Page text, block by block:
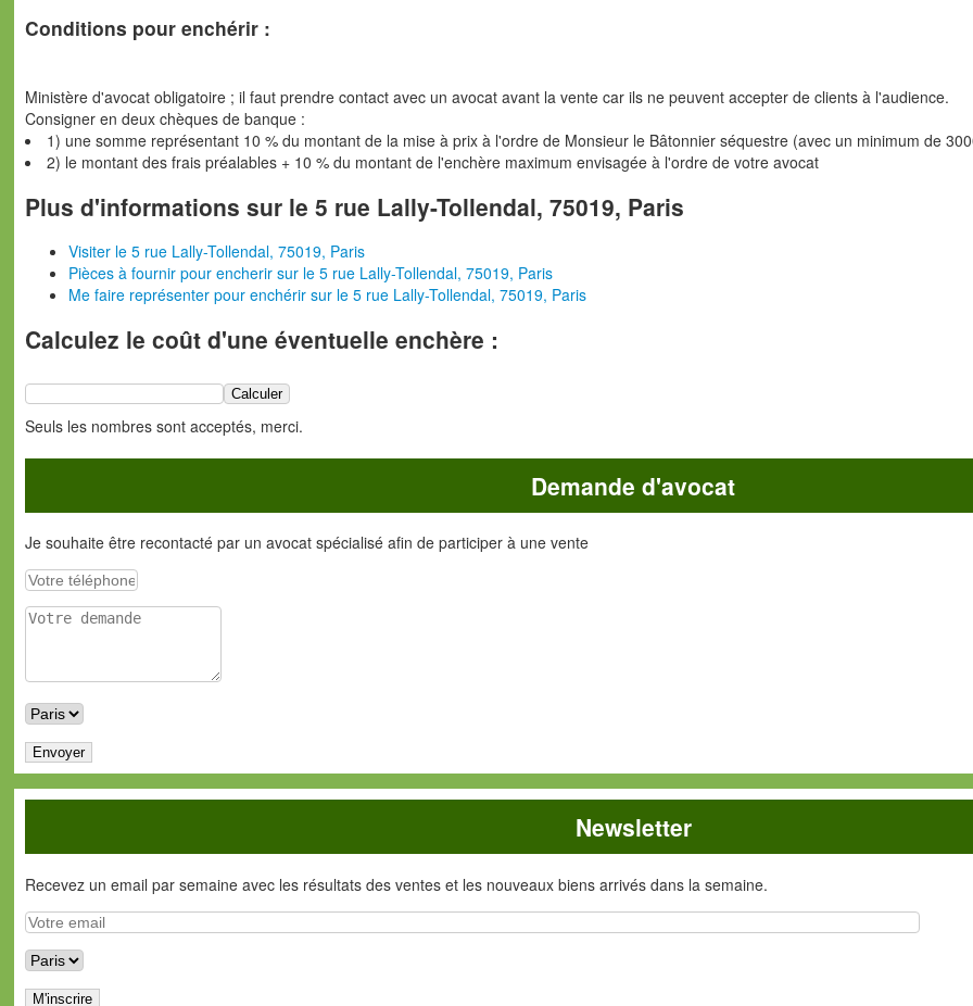
Conditions pour enchérir :
Ministère d'avocat obligatoire ; il faut prendre contact avec un avocat avant la vente car ils ne peuvent accepter de clients à l'audience.
Consigner en deux chèques de banque :
1) une somme représentant 10 % du montant de la mise à prix à l'ordre de Monsieur le Bâtonnier séquestre (avec un minimum de
2) le montant des frais préalables + 10 % du montant de l'enchère maximum envisagée à l'ordre de votre avocat
Plus d'informations sur le 5 rue Lally-Tollendal, 75019, Paris
Visiter le 5 rue Lally-Tollendal, 75019, Paris
Pièces à fournir pour encherir sur le 5 rue Lally-Tollendal, 75019, Paris
Me faire représenter pour enchérir sur le 5 rue Lally-Tollendal, 75019, Paris
Calculez le coût d'une éventuelle enchère :
Seuls les nombres sont acceptés, merci.
Demande d'avocat
Je souhaite être recontacté par un avocat spécialisé afin de participer à une vente
Newsletter
Recevez un email par semaine avec les résultats des ventes et les nouveaux biens arrivés dans la semaine.